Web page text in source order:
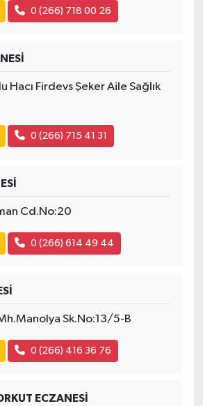
0 (266) 718 00 26
Hacı Firdevs Şeker Aile Sağlık
0 (266) 715 41 31
Cd.No:20
0 (266) 614 49 44
Sk.No:13/5-B
0 (266) 416 36 76
ECZANESİ